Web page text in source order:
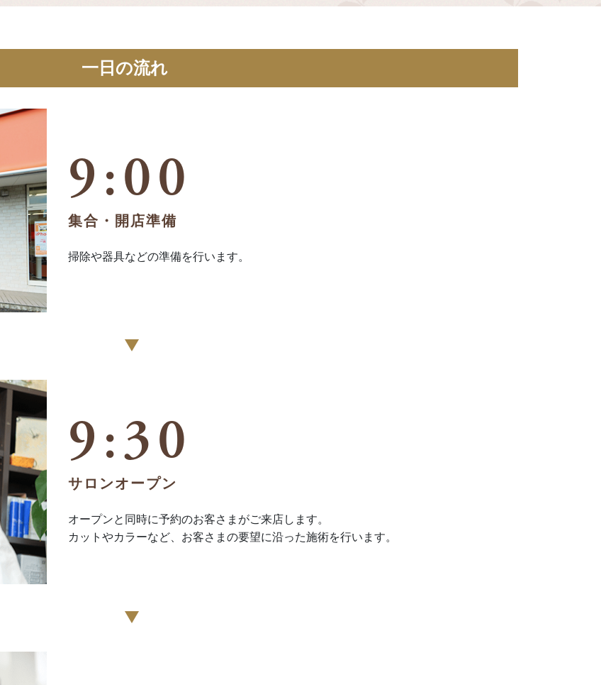
一日の流れ
9:00
集合・開店準備
掃除や器具などの準備を行います。
9:30
サロンオープン
オープンと同時に予約のお客さまがご来店します。
​​​​​​​カットやカラーなど、お客さまの要望に沿った施術を行います。